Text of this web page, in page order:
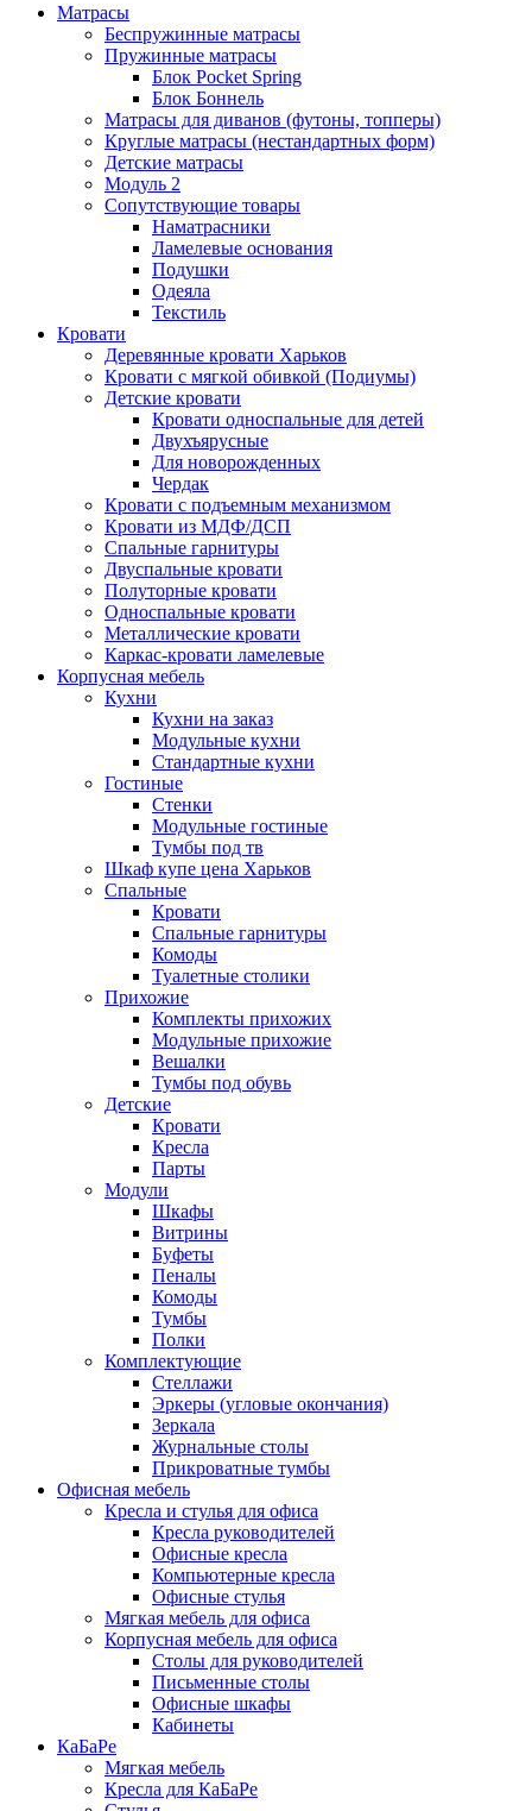
Матрасы
Беспружинные матрасы
Пружинные матрасы
Блок Pocket Spring
Блок Боннель
Матрасы для диванов (футоны, топперы)
Круглые матрасы (нестандартных форм)
Детские матрасы
Модуль 2
Сопутствующие товары
Наматрасники
Ламелевые основания
Подушки
Одеяла
Текстиль
Кровати
Деревянные кровати Харьков
Кровати с мягкой обивкой (Подиумы)
Детские кровати
Кровати односпальные для детей
Двухъярусные
Для новорожденных
Чердак
Кровати с подъемным механизмом
Кровати из МДФ/ДСП
Спальные гарнитуры
Двуспальные кровати
Полуторные кровати
Односпальные кровати
Металлические кровати
Каркас-кровати ламелевые
Корпусная мебель
Кухни
Кухни на заказ
Модульные кухни
Стандартные кухни
Гостиные
Стенки
Модульные гостиные
Тумбы под тв
Шкаф купе цена Харьков
Спальные
Кровати
Спальные гарнитуры
Комоды
Туалетные столики
Прихожие
Комплекты прихожих
Модульные прихожие
Вешалки
Тумбы под обувь
Детские
Кровати
Кресла
Парты
Модули
Шкафы
Витрины
Буфеты
Пеналы
Комоды
Тумбы
Полки
Комплектующие
Стеллажи
Эркеры (угловые окончания)
Зеркала
Журнальные столы
Прикроватные тумбы
Офисная мебель
Кресла и стулья для офиса
Кресла руководителей
Офисные кресла
Компьютерные кресла
Офисные стулья
Мягкая мебель для офиса
Корпусная мебель для офиса
Столы для руководителей
Письменные столы
Офисные шкафы
Кабинеты
КаБаРе
Мягкая мебель
Кресла для КаБаРе